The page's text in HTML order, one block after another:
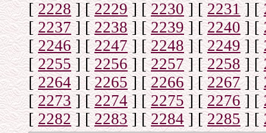
[2228] [2229] [2230] [2231] [
[2237] [2238] [2239] [2240] [
[2246] [2247] [2248] [2249] [
[2255] [2256] [2257] [2258] [
[2264] [2265] [2266] [2267] [
[2273] [2274] [2275] [2276] [
[2282] [2283] [2284] [2285] [